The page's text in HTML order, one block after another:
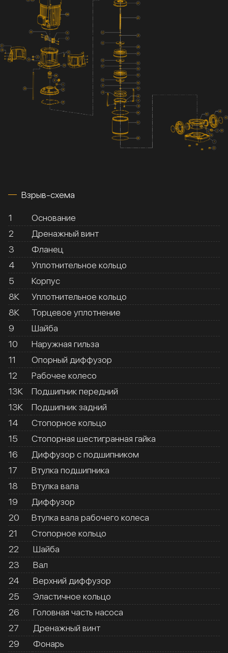
Взрыв-схема
1
Основание
2
Дренажный винт
3
Фланец
4
Уплотнительное кольцо
5
Корпус
8К
Уплотнительное кольцо
8К
Торцевое уплотнение
9
Шайба
10
Наружная гильза
11
Опорный диффузор
12
Рабочее колесо
13К
Подшипник передний
13К
Подшипник задний
14
Стопорное кольцо
15
Стопорная шестигранная гайка
16
Диффузор с подшипником
17
Втулка подшипника
18
Втулка вала
19
Диффузор
20
Втулка вала рабочего колеса
21
Стопорное кольцо
22
Шайба
23
Вал
24
Верхний диффузор
25
Эластичное кольцо
26
Головная часть насоса
27
Дренажный винт
29
Фонарь